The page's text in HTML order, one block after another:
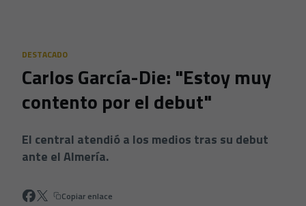
DESTACADO
Carlos García-Die: "Estoy muy
contento por el debut"
El central atendió a los medios tras su debut
ante el Almería.
Copiar enlace